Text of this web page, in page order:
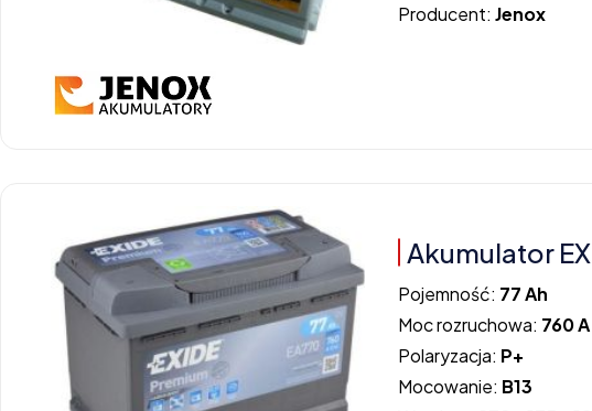
Producent:Jenox
Akumulator
Pojemność: 77 Ah
Moc rozruchowa: 760 A
Polaryzacja: P+
Mocowanie: B13